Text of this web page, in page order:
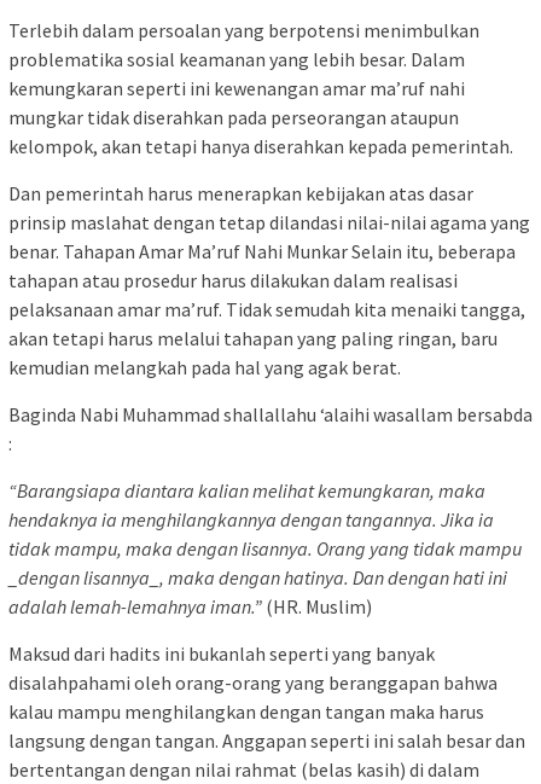
Terlebih dalam persoalan yang berpotensi menimbulkan
problematika sosial keamanan yang lebih besar. Dalam
kemungkaran seperti ini kewenangan amar ma’ruf nahi
mungkar tidak diserahkan pada perseorangan ataupun
kelompok, akan tetapi hanya diserahkan kepada pemerintah.
Dan pemerintah harus menerapkan kebijakan atas dasar
prinsip maslahat dengan tetap dilandasi nilai-nilai agama yang
benar. Tahapan Amar Ma’ruf Nahi Munkar Selain itu, beberapa
tahapan atau prosedur harus dilakukan dalam realisasi
pelaksanaan amar ma’ruf. Tidak semudah kita menaiki tangga,
akan tetapi harus melalui tahapan yang paling ringan, baru
kemudian melangkah pada hal yang agak berat.
Baginda Nabi Muhammad shallallahu ‘alaihi wasallam bersabda
:
“Barangsiapa diantara kalian melihat kemungkaran, maka
hendaknya ia menghilangkannya dengan tangannya. Jika ia
tidak mampu, maka dengan lisannya. Orang yang tidak mampu
_dengan lisannya_, maka dengan hatinya. Dan dengan hati ini
adalah lemah-lemahnya iman.” (HR. Muslim)
Maksud dari hadits ini bukanlah seperti yang banyak
disalahpahami oleh orang-orang yang beranggapan bahwa
kalau mampu menghilangkan dengan tangan maka harus
langsung dengan tangan. Anggapan seperti ini salah besar dan
bertentangan dengan nilai rahmat (belas kasih) di dalam